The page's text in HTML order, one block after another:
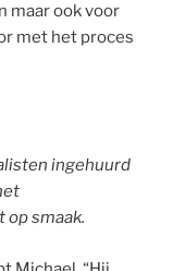
maar ook voor
met het proces
ingehuurd
smaak.